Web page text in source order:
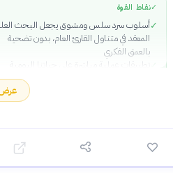
✓نقاط القوة
✓أسلوب سرد سلس ومشوق يجعل البحث
المعقد في متناول القارئ العام، بدون تضحية
بالعمق الفكري
تطبيقات عملية مباشرة على حياتنا اليومية
والقرارات المالية، من استثمار الأموال إلى
بنية منطقية محكمة تبني الأفكار تدريجياً من
✓أمثلة تجريبية حقيقية وجريئة توضح الفجوات
الحكم الاقتصادي النظري والسلوك الفعلي
للبشر
عرض